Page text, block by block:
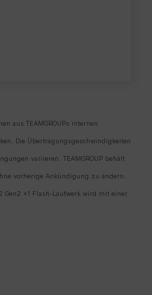
aus TEAMGROUPs internen
Die Übertragungsgeschwindigkeiten
variieren. TEAMGROUP behält
vorherige Ankündigung zu ändern.
Gen2 x1 Flash-Laufwerk wird mit einer